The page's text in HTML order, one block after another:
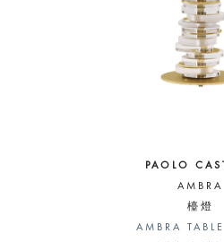
PAOLO
AMBRA
檯燈
AMBRA